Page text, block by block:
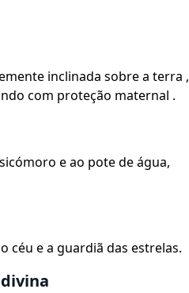
inclinada sobre a terra ,
com proteção maternal .
e ao pote de água,
céu e a guardiã das estrelas.